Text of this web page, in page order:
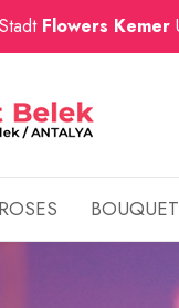
Flowers Kemer
ROSES BOUQUET